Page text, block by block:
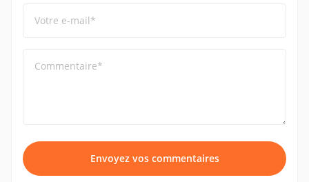
Votre e-mail*
Commentaire*
Envoyez vos commentaires